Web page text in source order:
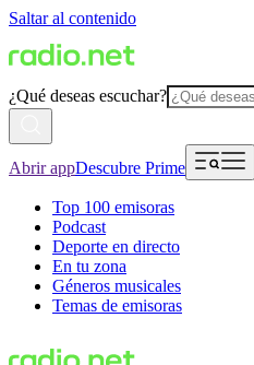
Saltar al contenido
¿Qué deseas escuchar?
Abrir appDescubre Prime
Top 100 emisoras
Podcast
Deporte en directo
En tu zona
Géneros musicales
Temas de emisoras